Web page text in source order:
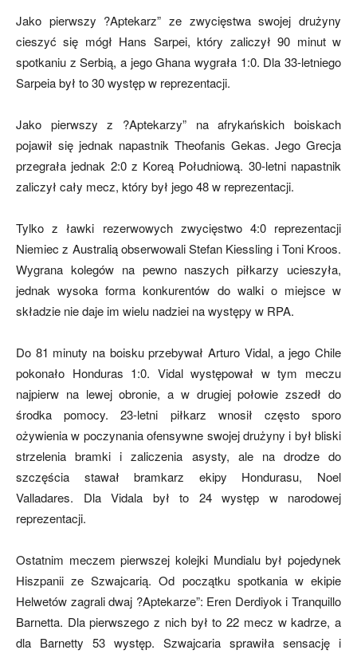
(transfery,
skład)
Jako pierwszy ?Aptekarz” ze zwycięstwa swojej drużyny
cieszyć się mógł Hans Sarpei, który zaliczył 90 minut w
spotkaniu z Serbią, a jego Ghana wygrała 1:0. Dla 33-letniego
Sarpeia był to 30 występ w reprezentacji.
Jako pierwszy z ?Aptekarzy” na afrykańskich boiskach
pojawił się jednak napastnik Theofanis Gekas. Jego Grecja
przegrała jednak 2:0 z Koreą Południową. 30-letni napastnik
zaliczył cały mecz, który był jego 48 w reprezentacji.
Tylko z ławki rezerwowych zwycięstwo 4:0 reprezentacji
Niemiec z Australią obserwowali Stefan Kiessling i Toni Kroos.
Wygrana kolegów na pewno naszych piłkarzy ucieszyła,
jednak wysoka forma konkurentów do walki o miejsce w
składzie nie daje im wielu nadziei na występy w RPA.
Do 81 minuty na boisku przebywał Arturo Vidal, a jego Chile
pokonało Honduras 1:0. Vidal występował w tym meczu
najpierw na lewej obronie, a w drugiej połowie zszedł do
środka pomocy. 23-letni piłkarz wnosił często sporo
ożywienia w poczynania ofensywne swojej drużyny i był bliski
strzelenia bramki i zaliczenia asysty, ale na drodze do
szczęścia stawał bramkarz ekipy Hondurasu, Noel
Valladares. Dla Vidala był to 24 występ w narodowej
reprezentacji.
Ostatnim meczem pierwszej kolejki Mundialu był pojedynek
Hiszpanii ze Szwajcarią. Od początku spotkania w ekipie
Helwetów zagrali dwaj ?Aptekarze”: Eren Derdiyok i Tranquillo
Barnetta. Dla pierwszego z nich był to 22 mecz w kadrze, a
dla Barnetty 53 występ. Szwajcaria sprawiła sensację i